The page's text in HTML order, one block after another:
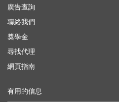
廣告查詢
聯絡我們
獎學金
尋找代理
網頁指南
有用的信息